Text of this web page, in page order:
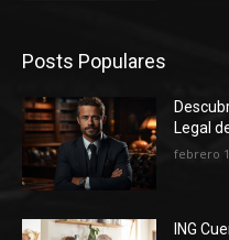
Posts Populares
Legal
febrero
ING